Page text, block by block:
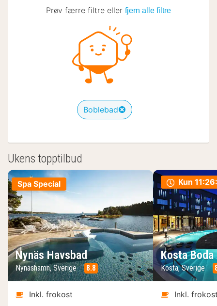
Prøv færre filtre eller fjern alle filtre
Boblebad
Ukens topptilbud
Spa Special
Nynäs Havsbad
Nynäshamn, Sverige 8.8
Inkl. frokost
Kun
Kosta
Kosta, Sverige
Inkl.